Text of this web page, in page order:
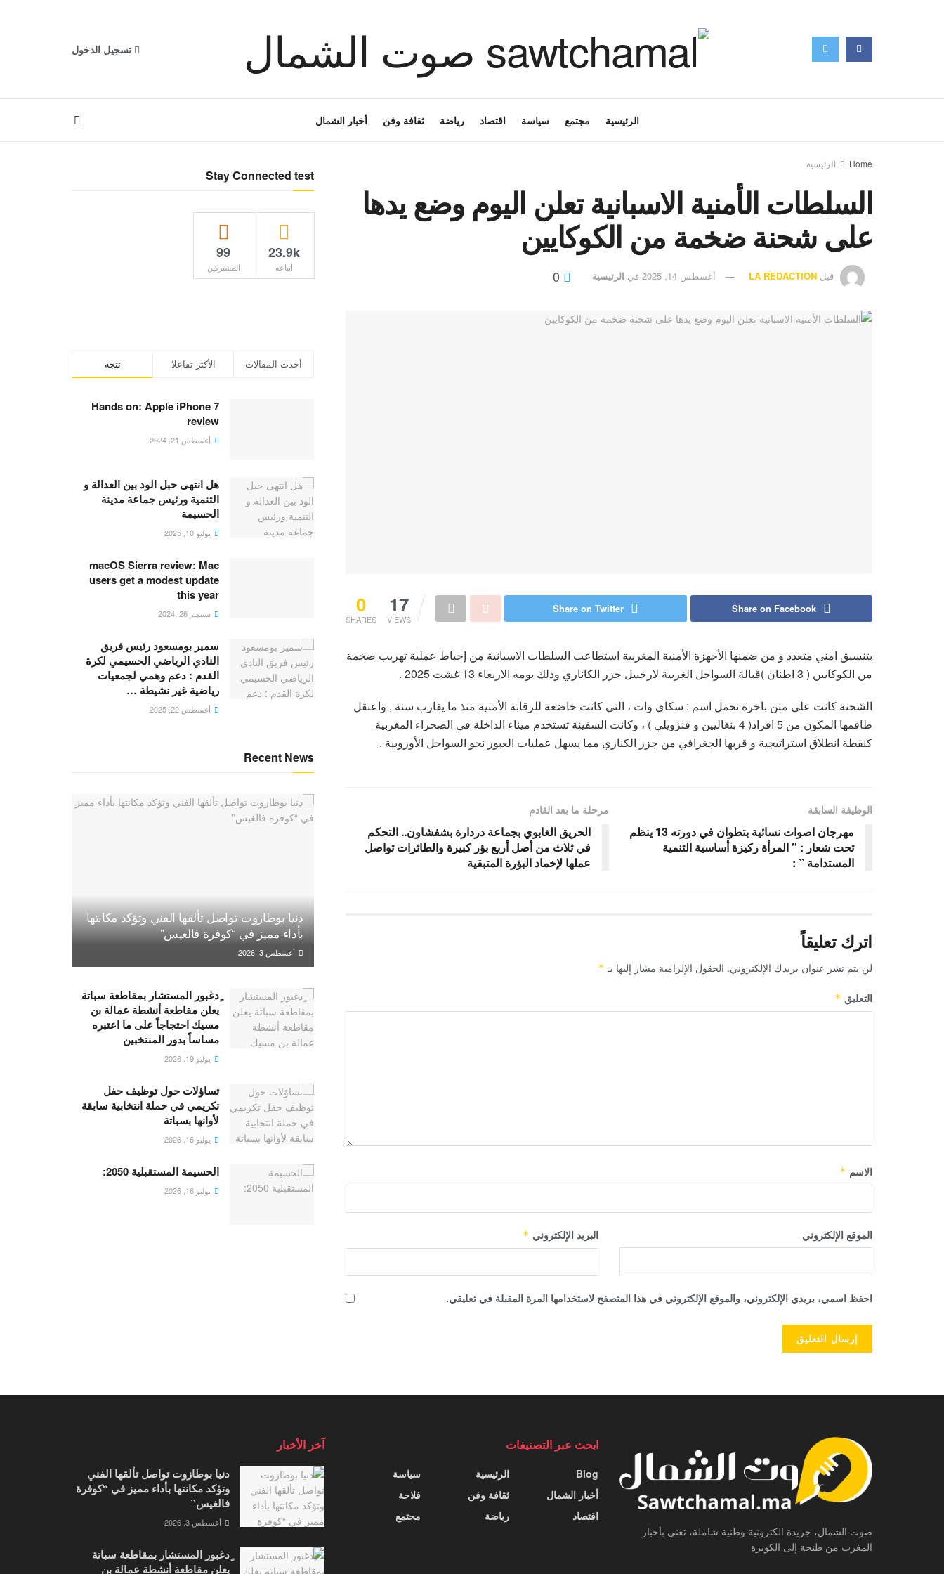
تسجيل الدخول
الرئيسية مجتمع سياسة اقتصاد رياضة ثقافة وفن أخبار الشمال
Home الرئيسية
السلطات الأمنية الاسبانية تعلن اليوم وضع يدها
على شحنة ضخمة من الكوكايين
قبل LA REDACTION أغسطس 14, 2025 في الرئيسية
0
SHARES
17
VIEWS
Share on Facebook
Share on Twitter
بتنسيق امني متعدد و من ضمنها الأجهزة الأمنية المغربية استطاعت السلطات الاسبانية من إحباط عملية تهريب ضخمة
من الكوكايين ( 3 اطنان )قبالة السواحل الغربية لارخبيل جزر الكاناري وذلك يومه الاربعاء 13 غشت 2025 .
الشحنة كانت على متن باخرة تحمل اسم : سكاي وات ، التي كانت خاضعة للرقابة الأمنية منذ ما يقارب سنة , واعتقل
طاقمها المكون من 5 افراد( 4 بنغاليين و فنزويلي ) ، وكانت السفينة تستخدم ميناء الداخلة في الصحراء المغربية
كنقطة انطلاق استراتيجية و قربها الجغرافي من جزر الكناري مما يسهل عمليات العبور نحو السواحل الأوروبية .
الوظيفة السابقة
مهرجان اصوات نسائية بتطوان في دورته 13 ينظم
تحت شعار : ” المرأة ركيزة أساسية التنمية
المستدامة ” :
مرحلة ما بعد القادم
الحريق الغابوي بجماعة دردارة بشفشاون.. التحكم
في ثلاث من أصل أربع بؤر كبيرة والطائرات تواصل
عملها لإخماد البؤرة المتبقية
اترك تعليقاً
لن يتم نشر عنوان بريدك الإلكتروني. الحقول الإلزامية مشار إليها بـ *
التعليق *
الاسم *
البريد الإلكتروني * الموقع الإلكتروني
احفظ اسمي، بريدي الإلكتروني، والموقع الإلكتروني في هذا المتصفح لاستخدامها المرة المقبلة في تعليقي.
Stay Connected test
23.9k
أتباعه
99
المشتركين
تتجه الأكثر تفاعلا أحدث المقالات
Hands on: Apple iPhone 7
review
أغسطس 21, 2024
هل انتهى حبل الود بين العدالة و
التنمية ورئيس جماعة مدينة
الحسيمة
يوليو 10, 2025
macOS Sierra review: Mac
users get a modest update
this year
سبتمبر 26, 2024
سمير بومسعود رئيس فريق
النادي الرياضي الحسيمي لكرة
القدم : دعم وهمي لجمعيات
رياضية غير نشيطة …
أغسطس 22, 2025
Recent News
دنيا بوطازوت تواصل تألقها الفني وتؤكد مكانتها
بأداء مميز في “كوفرة فالغيس”
أغسطس 3, 2026
ٍدغبور المستشار بمقاطعة سباتة
يعلن مقاطعة أنشطة عمالة بن
مسيك احتجاجاً على ما اعتبره
مساساً بدور المنتخبين
يوليو 19, 2026
تساؤلات حول توظيف حفل
تكريمي في حملة انتخابية سابقة
لأوانها بسباتة
يوليو 16, 2026
الحسيمة المستقبلية 2050:
يوليو 16, 2026
صوت الشمال، جريدة الكترونية وطنية شاملة، تعنى بأخبار
المغرب من طنجة إلى الكويرة
ابحث عبر التصنيفات
Blog
أخبار الشمال
اقتصاد
الرئيسية
ثقافة وفن
رياضة
سياسة
فلاحة
مجتمع
آخر الأخبار
دنيا بوطازوت تواصل تألقها الفني
وتؤكد مكانتها بأداء مميز في “كوفرة
فالغيس”
أغسطس 3, 2026
ٍدغبور المستشار بمقاطعة سباتة
يعلن مقاطعة أنشطة عمالة بن